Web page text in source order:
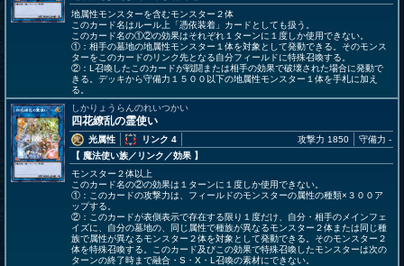
地属性モンスターを含むモンスター２体
このカード名はルール上「憑依装着」カードとしても扱う。
このカード名の①②の効果はそれぞれ１ターンに１度しか使用できない。
①：相手の墓地の地属性モンスター１体を対象として発動できる。そのモンス
ターをこのカードのリンク先となる自分フィールドに特殊召喚する。
②：L召喚したこのカードが戦闘または相手の効果で破壊された場合に発動で
きる。デッキから守備力１５００以下の地属性モンスター１体を手札に加え
る。
しかりょうらんのれいつかい
四花繚乱の霊使い
光属性
リンク 4
【 魔法使い族／リンク／効果 】
攻撃力 1850 守備力 -
モンスター２体以上
このカード名の②の効果は１ターンに１度しか使用できない。
①：このカードの攻撃力は、フィールドのモンスターの属性の種類×３００ア
ップする。
②：このカードが表側表示で存在する限り１度だけ、自分・相手のメインフェ
イズに、自分の墓地の、同じ属性で種族が異なるモンスター２体または同じ種
族で属性が異なるモンスター２体を対象として発動できる。そのモンスター２
体を特殊召喚する。このカード及びこの効果で特殊召喚したモンスターは次の
ターンの終了時まで融合・S・X・L召喚の素材にできない。